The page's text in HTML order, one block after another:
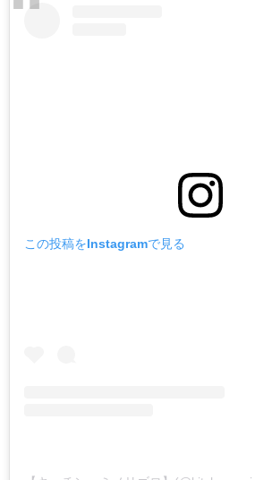
この投稿をInstagramで見る